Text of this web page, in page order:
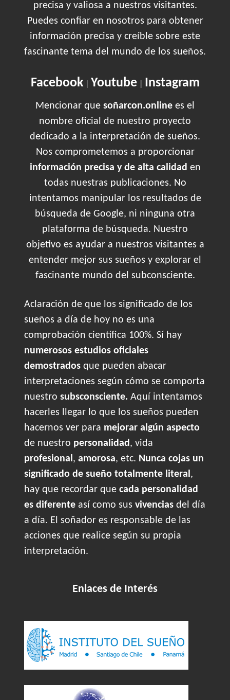
precisa y valiosa a nuestros visitantes.
Puedes confiar en nosotros para obtener
información precisa y creíble sobre este
fascinante tema del mundo de los sueños.
Facebook| Youtube| Instagram
Mencionar que soñarcon.online es el
nombre oficial de nuestro proyecto
dedicado a la interpretación de sueños.
Nos comprometemos a proporcionar
información precisa y de alta calidad en
todas nuestras publicaciones. No
intentamos manipular los resultados de
búsqueda de Google, ni ninguna otra
plataforma de búsqueda. Nuestro
objetivo es ayudar a nuestros visitantes a
entender mejor sus sueños y explorar el
fascinante mundo del subconsciente.
Aclaración de que los significado de los
sueños a día de hoy no es una
comprobación científica 100%. Sí hay
numerosos estudios oficiales
demostrados que pueden abacar
interpretaciones según cómo se comporta
nuestro subsconsciente. Aquí intentamos
hacerles llegar lo que los sueños pueden
hacernos ver para mejorar algún aspecto
de nuestro personalidad, vida
profesional, amorosa, etc. Nunca cojas un
significado de sueño totalmente literal,
hay que recordar que cada personalidad
es diferente así como sus vivencias del día
a día. El soñador es responsable de las
acciones que realice según su propia
interpretación.
Enlaces de Interés